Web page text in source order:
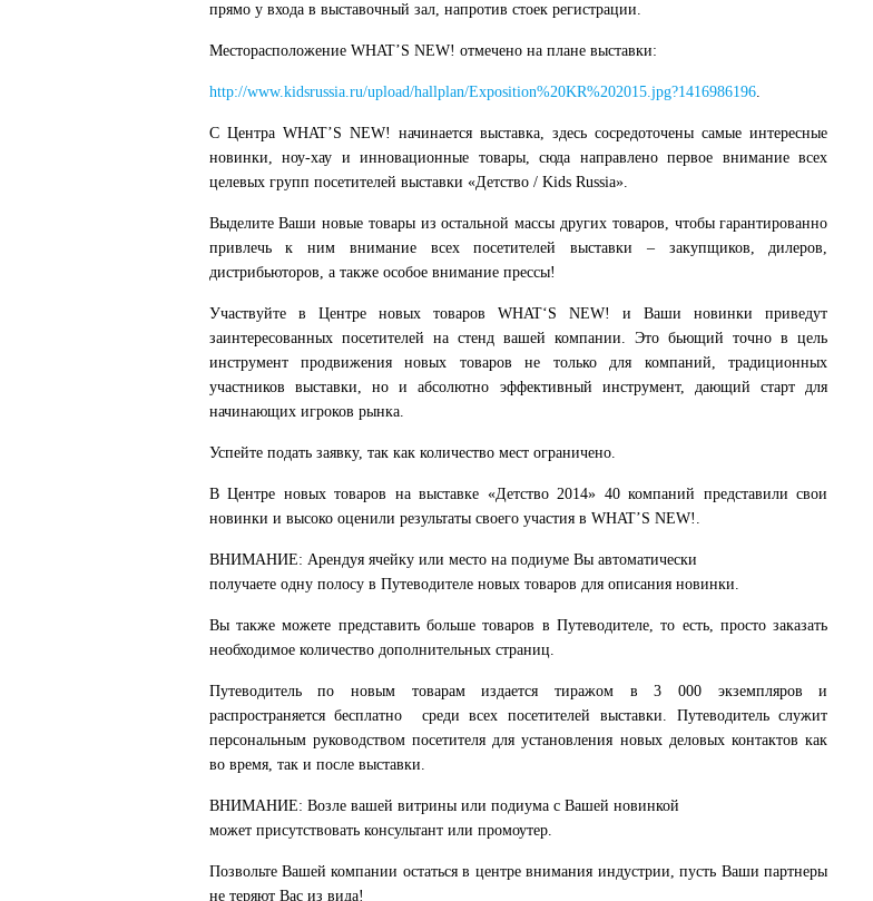
прямо у входа в выставочный зал, напротив стоек регистрации.
Месторасположение WHAT’S NEW! отмечено на плане выставки:
http://www.kidsrussia.ru/upload/hallplan/Exposition%20KR%202015.jpg?1416986196.
C Центра WHAT’S NEW! начинается выставка, здесь сосредоточены самые интересные
новинки, ноу-хау и инновационные товары, сюда направлено первое внимание всех
целевых групп посетителей выставки «Детство / Kids Russia».
Выделите Ваши новые товары из остальной массы других товаров, чтобы гарантированно
привлечь к ним внимание всех посетителей выставки – закупщиков, дилеров,
дистрибьюторов, а также особое внимание прессы!
Участвуйте в Центре новых товаров WHAT‘S NEW! и Ваши новинки приведут
заинтересованных посетителей на стенд вашей компании. Это бьющий точно в цель
инструмент продвижения новых товаров не только для компаний, традиционных
участников выставки, но и абсолютно эффективный инструмент, дающий старт для
начинающих игроков рынка.
Успейте подать заявку, так как количество мест ограничено.
В Центре новых товаров на выставке «Детство 2014» 40 компаний представили свои
новинки и высоко оценили результаты своего участия в WHAT’S NEW!.
ВНИМАНИЕ: Арендуя ячейку или место на подиуме Вы автоматически
получаете одну полосу в Путеводителе новых товаров для описания новинки.
Вы также можете представить больше товаров в Путеводителе, то есть, просто заказать
необходимое количество дополнительных страниц.
Путеводитель по новым товарам издается тиражом в 3 000 экземпляров и
распространяется бесплатно среди всех посетителей выставки. Путеводитель служит
персональным руководством посетителя для установления новых деловых контактов как
во время, так и после выставки.
ВНИМАНИЕ: Возле вашей витрины или подиума с Вашей новинкой
может присутствовать консультант или промоутер.
Позвольте Вашей компании остаться в центре внимания индустрии, пусть Ваши партнеры
не теряют Вас из вида!